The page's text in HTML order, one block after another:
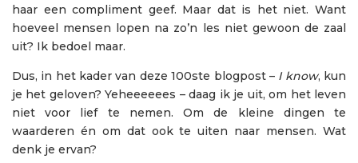
haar een compliment geef. Maar dat is het niet. Want
hoeveel mensen lopen na zo’n les niet gewoon de zaal
uit? Ik bedoel maar.
Dus, in het kader van deze 100ste blogpost – I know, kun
je het geloven? Yeheeeeees – daag ik je uit, om het leven
niet voor lief te nemen. Om de kleine dingen te
waarderen én om dat ook te uiten naar mensen. Wat
denk je ervan?